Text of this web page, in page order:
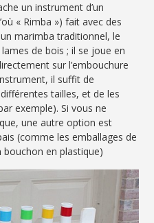
un instrument d’un
« Rimba ») fait avec des
marimba traditionnel, le
de bois ; il se joue en
sur l’embouchure
il suffit de
tailles, et de les
exemple). Si vous ne
une autre option est
(comme les emballages de
en plastique)